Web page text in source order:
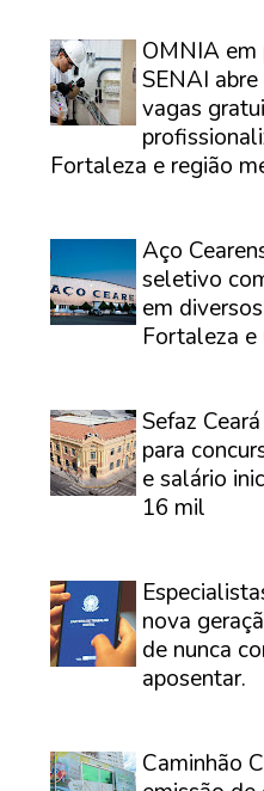
OMNIA em
SENAI
vagas
Fortaleza e região
Aço
seletivo
em
Fortaleza e
Sefaz
para
e salário
16 mil
nova
de nunca
aposentar.
Caminhão